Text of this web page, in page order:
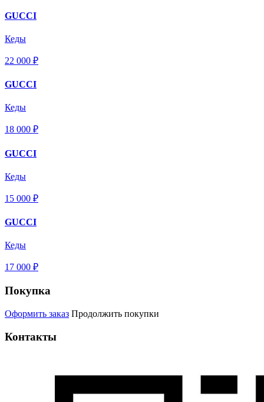
GUCCI
Кеды
22 000 ₽
GUCCI
Кеды
18 000 ₽
GUCCI
Кеды
15 000 ₽
GUCCI
Кеды
17 000 ₽
Покупка
Оформить заказ Продолжить покупки
Контакты